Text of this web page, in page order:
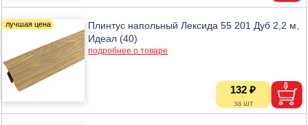
Плинтус напольный Лексида 55 201 Дуб 2,2 м,
Идеал (40)
подробнее о товаре
132 ₽